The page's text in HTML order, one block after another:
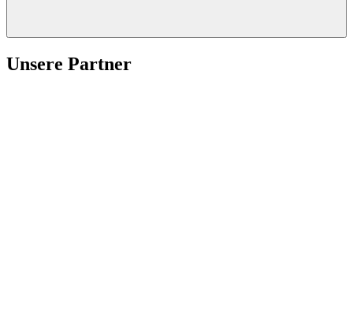
Unsere Partner